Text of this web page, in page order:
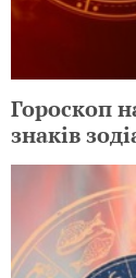
Гороскоп
знаків